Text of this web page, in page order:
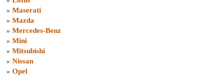
» Maserati
» Mazda
» Mercedes-Benz
» Mini
» Mitsubishi
» Nissan
» Opel